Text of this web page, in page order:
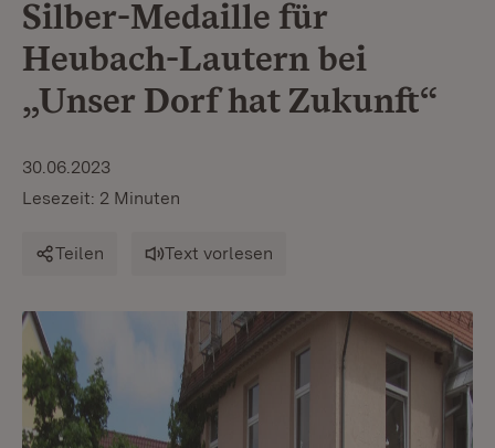
Silber-Medaille für
Heubach-Lautern bei
„Unser Dorf hat Zukunft“
30.06.2023
Lesezeit: 2 Minuten
Teilen Text vorlesen